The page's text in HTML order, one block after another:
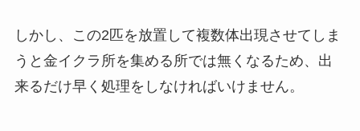
しかし、この2匹を放置して複数体出現させてしま
うと金イクラ所を集める所では無くなるため、出
来るだけ早く処理をしなければいけません。